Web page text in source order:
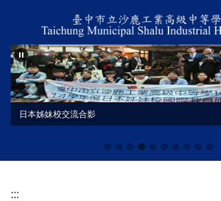
主
要
內
容
日本姊妹校交流合影
113學年度技藝競賽
:::